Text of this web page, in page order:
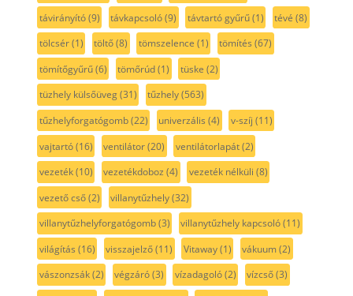
távirányító(9) távkapcsoló(9) távtartó gyűrű(1) tévé (8)
tölcsér(1) töltő(8) tömszelence (1) tömítés (67)
tömítőgyűrű(6) tömőrúd(1) tüske (2)
tüzhely külsőüveg(31) tűzhely(563)
tűzhelyforgatógomb(22) univerzális (4) v-szíj (11)
vajtartó(16) ventilátor(20) ventilátorlapát(2)
vezeték(10) vezetékdoboz (4) vezeték nélküli (8)
vezető cső(2) villanytűzhely(32)
villanytűzhelyforgatógomb(3) villanytűzhely kapcsoló(11)
világítás (16) visszajelző(11) Vitaway(1) vákuum(2)
vászonzsák(2) végzáró(3) vízadagoló(2) vízcső(3)